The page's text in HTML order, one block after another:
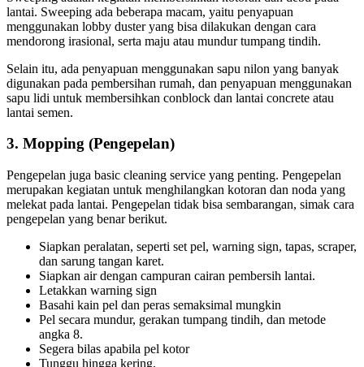
lantai. Sweeping ada beberapa macam, yaitu penyapuan
menggunakan lobby duster yang bisa dilakukan dengan cara
mendorong irasional, serta maju atau mundur tumpang tindih.
Selain itu, ada penyapuan menggunakan sapu nilon yang banyak
digunakan pada pembersihan rumah, dan penyapuan menggunakan
sapu lidi untuk membersihkan conblock dan lantai concrete atau
lantai semen.
3. Mopping (Pengepelan)
Pengepelan juga basic cleaning service yang penting. Pengepelan
merupakan kegiatan untuk menghilangkan kotoran dan noda yang
melekat pada lantai. Pengepelan tidak bisa sembarangan, simak cara
pengepelan yang benar berikut.
Siapkan peralatan, seperti set pel, warning sign, tapas, scraper,
dan sarung tangan karet.
Siapkan air dengan campuran cairan pembersih lantai.
Letakkan warning sign
Basahi kain pel dan peras semaksimal mungkin
Pel secara mundur, gerakan tumpang tindih, dan metode
angka 8.
Segera bilas apabila pel kotor
Tunggu hingga kering.